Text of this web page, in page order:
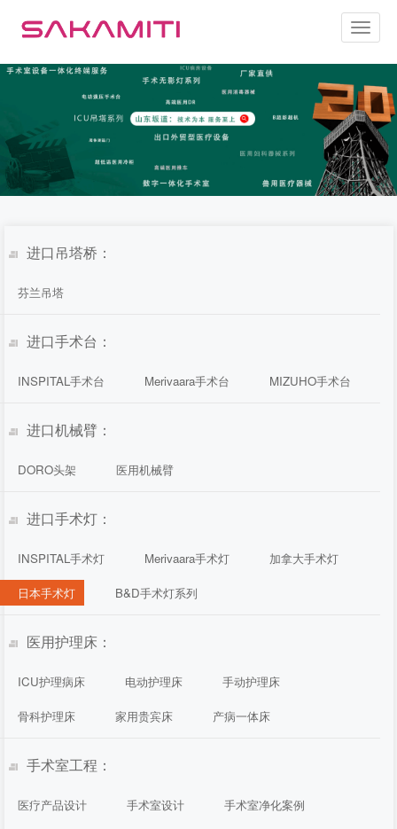
Toggle
进口吊塔桥：
芬兰吊塔
进口手术台：
INSPITAL手术台 Merivaara手术台 MIZUHO手术台
进口机械臂：
DORO头架 医用机械臂
进口手术灯：
INSPITAL手术灯 Merivaara手术灯 加拿大手术灯
日本手术灯 B&D手术灯系列
医用护理床：
ICU护理病床 电动护理床 手动护理床
骨科护理床 家用贵宾床 产病一体床
手术室工程：
医疗产品设计 手术室设计 手术室净化案例